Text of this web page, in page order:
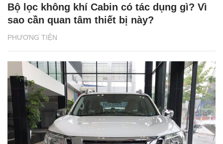
PHƯƠNG TIỆN
Bộ lọc không khí Cabin có tác dụng gì? Vì
sao cần quan tâm thiết bị này?